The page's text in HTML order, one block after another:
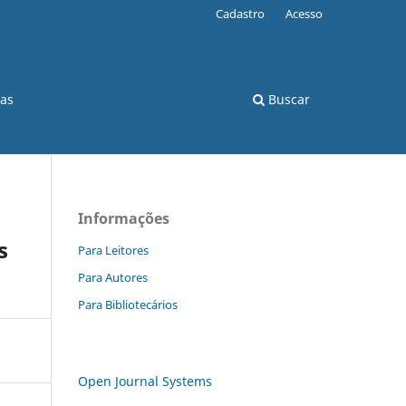
Buscar
Cadastro Acesso
Informações
Para Leitores
Para Autores
Para Bibliotecários
Open Journal Systems